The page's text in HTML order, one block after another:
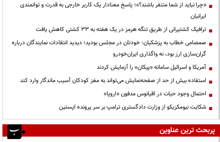
«چرا نباید از شما متنفر باشند؟»؛ پاسخ معنادار یک کاربر خارجی به قدرت و توانمندی
ایرانیان
ترافیک کشتیرانی از طریق تنگه هرمز در یک هفته به ۳۳ کشتی کاهش یافت
صمصامی خطاب به پزشکیان: خودتان در مجلس بودید؛ دیدید انتقادات نمایندگان درباره
گران‌سازی ارز بود، نه واگذاری ایران‌خودرو
آمریکا و اسرائیل سامانه «پیکان» را آزمایش کردند
استفاده بیش از حد از صفحه‌نمایش می‌تواند به مغز کودکان آسیب ماندگار وارد کند
احتمال وجود حیات در اقیانوس مدفون «اروپا»
شکایت نیومکزیکو از وزارت دادگستری ترامپ بر سر پرونده اپستین
پربحث ترین عناوین